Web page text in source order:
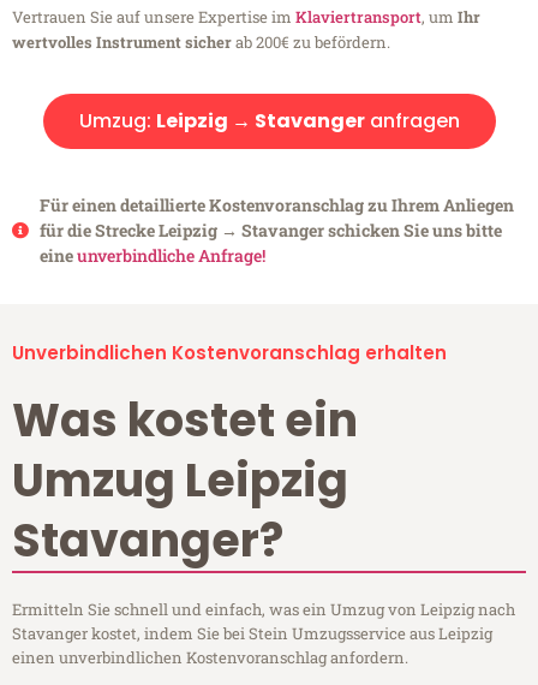
Vertrauen Sie auf unsere Expertise im Klaviertransport, um Ihr
wertvolles Instrument sicherab 200€ zu befördern.
Umzug: Leipzig → Stavangeranfragen
Für einen detaillierte Kostenvoranschlag zu Ihrem Anliegen
für die Strecke Leipzig → Stavanger schicken Sie uns bitte
eineunverbindliche Anfrage!
Unverbindlichen Kostenvoranschlag erhalten
Was kostet ein
Umzug Leipzig
Stavanger?
Ermitteln Sie schnell und einfach, was ein Umzug von Leipzig nach
Stavanger kostet, indem Sie bei Stein Umzugsservice aus Leipzig
einen unverbindlichen Kostenvoranschlag anfordern.